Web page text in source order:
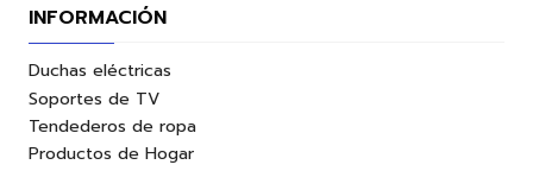
INFORMACIÓN
Duchas eléctricas
Soportes de TV
Tendederos de ropa
Productos de Hogar